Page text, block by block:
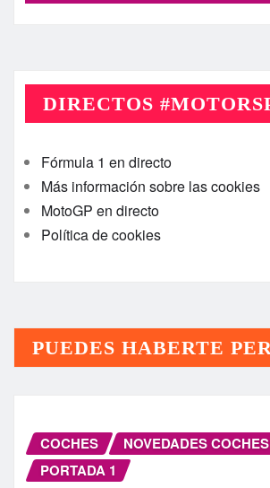
DIRECTOS
Fórmula 1 en directo
Más información sobre las cookies
MotoGP en directo
Política de cookies
PUEDES HABERTE
COCHES
NOVEDADES COCHES
PORTADA 1